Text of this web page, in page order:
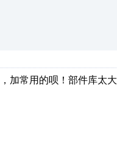
加常用的呗！部件库太